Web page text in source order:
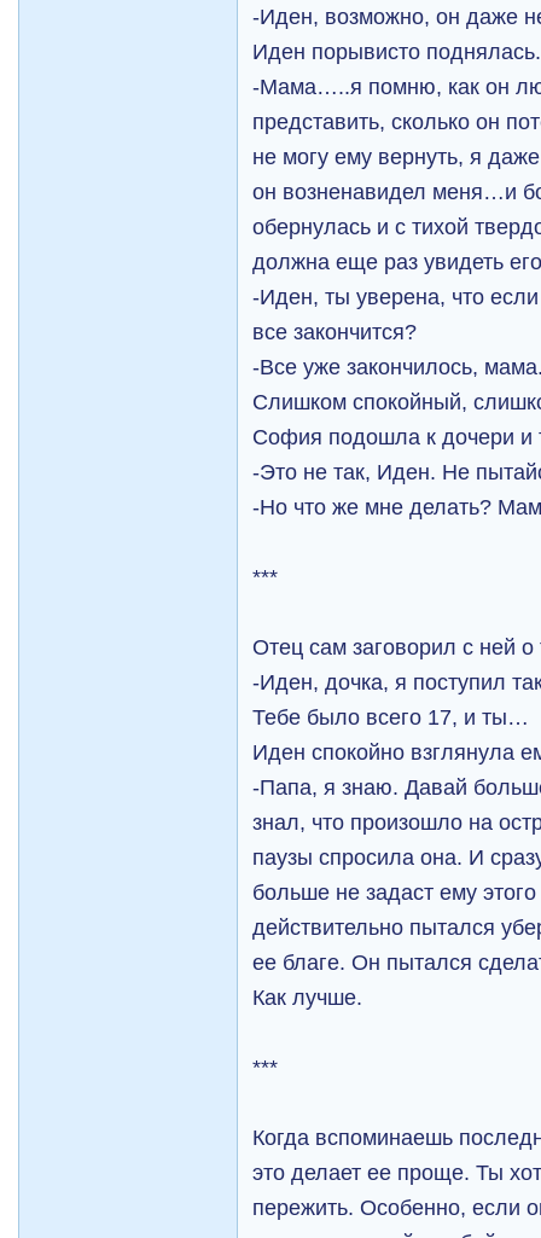
-Иден, возможно, он даже
Иден порывисто поднялась.
-Мама…..я помню, как он
представить, сколько он
не могу ему вернуть, я
он возненавидел меня…и
обернулась и с тихой
должна еще раз увидеть
-Иден, ты уверена, что
все закончится?
-Все уже закончилось,
Слишком спокойный,
София подошла к дочери и
-Это не так, Иден. Не
-Но что же мне делать?
***
Отец сам заговорил с ней о
-Иден, дочка, я поступил
Тебе было всего 17, и ты…
Иден спокойно взглянула
-Папа, я знаю. Давай
знал, что произошло на
паузы спросила она. И
больше не задаст ему
действительно пытался
ее благе. Он пытался
Как лучше.
***
Когда вспоминаешь
это делает ее проще. Ты
пережить. Особенно, если